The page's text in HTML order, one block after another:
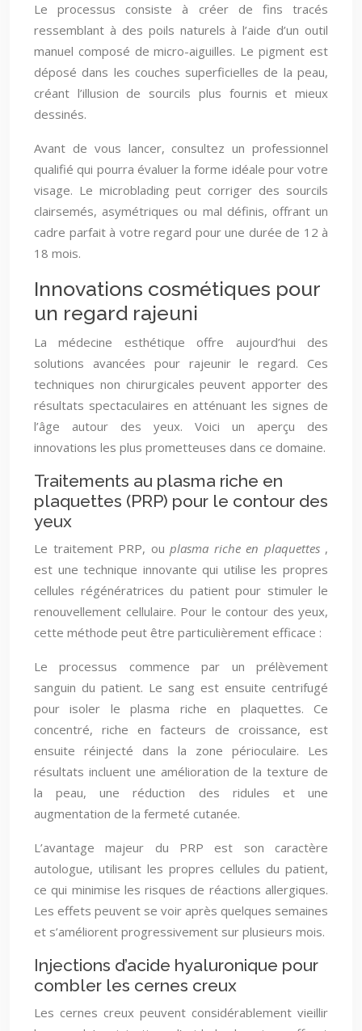
Le processus consiste à créer de fins tracés
ressemblant à des poils naturels à l’aide d’un outil
manuel composé de micro-aiguilles. Le pigment est
déposé dans les couches superficielles de la peau,
créant l’illusion de sourcils plus fournis et mieux
dessinés.
Avant de vous lancer, consultez un professionnel
qualifié qui pourra évaluer la forme idéale pour votre
visage. Le microblading peut corriger des sourcils
clairsemés, asymétriques ou mal définis, offrant un
cadre parfait à votre regard pour une durée de 12 à
18 mois.
Innovations cosmétiques pour
un regard rajeuni
La médecine esthétique offre aujourd’hui des
solutions avancées pour rajeunir le regard. Ces
techniques non chirurgicales peuvent apporter des
résultats spectaculaires en atténuant les signes de
l’âge autour des yeux. Voici un aperçu des
innovations les plus prometteuses dans ce domaine.
Traitements au plasma riche en
plaquettes (PRP) pour le contour des
yeux
Le traitement PRP, ou plasma riche en plaquettes ,
est une technique innovante qui utilise les propres
cellules régénératrices du patient pour stimuler le
renouvellement cellulaire. Pour le contour des yeux,
cette méthode peut être particulièrement efficace :
Le processus commence par un prélèvement
sanguin du patient. Le sang est ensuite centrifugé
pour isoler le plasma riche en plaquettes. Ce
concentré, riche en facteurs de croissance, est
ensuite réinjecté dans la zone périoculaire. Les
résultats incluent une amélioration de la texture de
la peau, une réduction des ridules et une
augmentation de la fermeté cutanée.
L’avantage majeur du PRP est son caractère
autologue, utilisant les propres cellules du patient,
ce qui minimise les risques de réactions allergiques.
Les effets peuvent se voir après quelques semaines
et s’améliorent progressivement sur plusieurs mois.
Injections d’acide hyaluronique pour
combler les cernes creux
Les cernes creux peuvent considérablement vieillir